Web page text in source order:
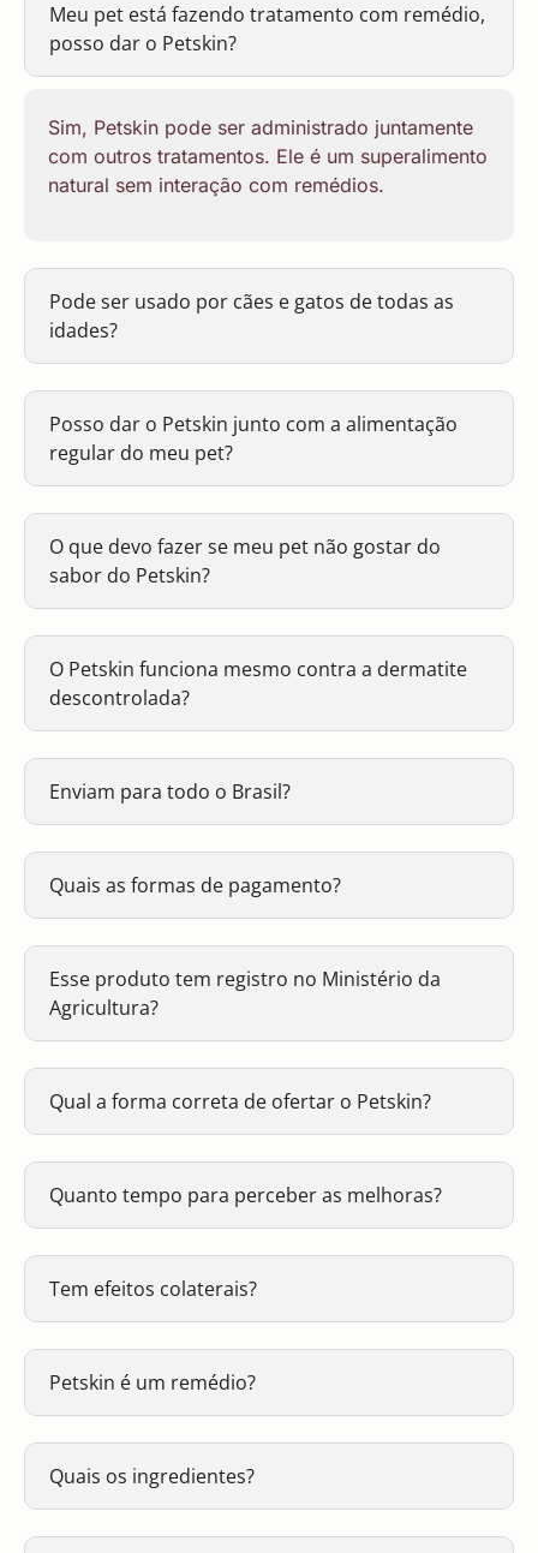
Meu pet está fazendo tratamento com remédio,
posso dar o Petskin?
Sim, Petskin pode ser administrado juntamente
com outros tratamentos. Ele é um superalimento
natural sem interação com remédios.
Pode ser usado por cães e gatos de todas as
idades?
Posso dar o Petskin junto com a alimentação
regular do meu pet?
O que devo fazer se meu pet não gostar do
sabor do Petskin?
O Petskin funciona mesmo contra a dermatite
descontrolada?
Enviam para todo o Brasil?
Quais as formas de pagamento?
Esse produto tem registro no Ministério da
Agricultura?
Qual a forma correta de ofertar o Petskin?
Quanto tempo para perceber as melhoras?
Tem efeitos colaterais?
Petskin é um remédio?
Quais os ingredientes?